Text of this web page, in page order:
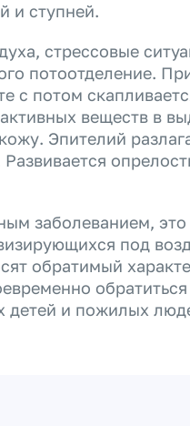
и ступней.
стрессовые
потоотделение.
с потом
веществ в
Эпителий
заболеванием,
под
обратимый
обратиться
детей и пожилых